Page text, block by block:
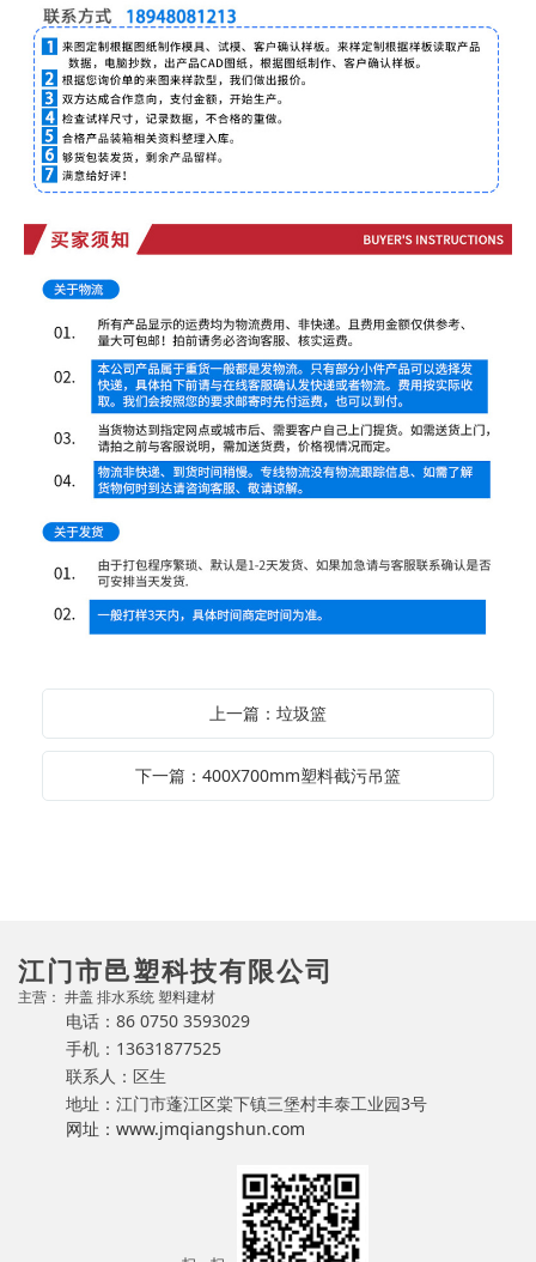
上一篇：垃圾篮
下一篇：400X700mm塑料截污吊篮
江门市邑塑科技有限公司
主营： 井盖 排水系统 塑料建材
电话：86 0750 3593029
手机：13631877525
联系人：区生
地址：江门市蓬江区棠下镇三堡村丰泰工业园3号
网址：www.jmqiangshun.com